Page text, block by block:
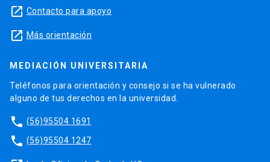
launch Contacto para apoyo
launch Más orientación
MEDIACIÓN UNIVERSITARIA
Teléfonos para orientación y consejo si se ha vulnerado
alguno de tus derechos en la universidad.
phone (56)95504 1691
phone (56)95504 1247